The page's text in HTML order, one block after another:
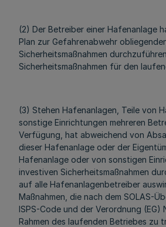
(2) Der Betreiber einer Hafenanlage
Plan zur Gefahrenabwehr
Sicherheitsmaßnahmen
Sicherheitsmaßnahmen für den
(3) Stehen Hafenanlagen, Teile von
sonstige Einrichtungen mehreren
Verfügung, hat abweichend von
dieser Hafenanlage oder der
Hafenanlage oder von sonstigen
investiven Sicherheitsmaßnahmen
auf alle Hafenanlagenbetreiber
Maßnahmen, die nach dem SOLAS-
ISPS-Code und der Verordnung (EG)
Rahmen des laufenden Betriebes zu